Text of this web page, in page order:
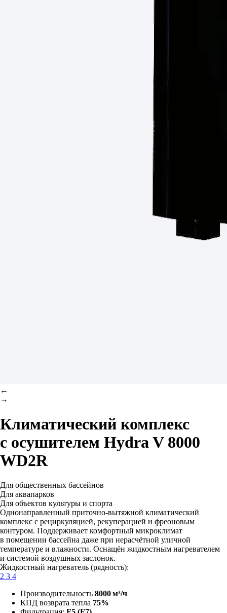
←
→
Климатический комплекс
с осушителем Hydra V 8000
WD2R
Для общественных бассейнов
Для аквапарков
Для объектов культуры и спорта
Однонаправленный приточно-вытяжной климатический
комплекс с рециркуляцией, рекуперацией и фреоновым
контуром. Поддерживает комфортный микроклимат
в помещении бассейна даже при нерасчётной уличной
температуре и влажности. Оснащён жидкостным нагревателем
и системой воздушных заслонок.
Жидкостный нагреватель (рядность):
2 3 4
Производительность 8000 м³/ч
КПД возврата тепла 75%